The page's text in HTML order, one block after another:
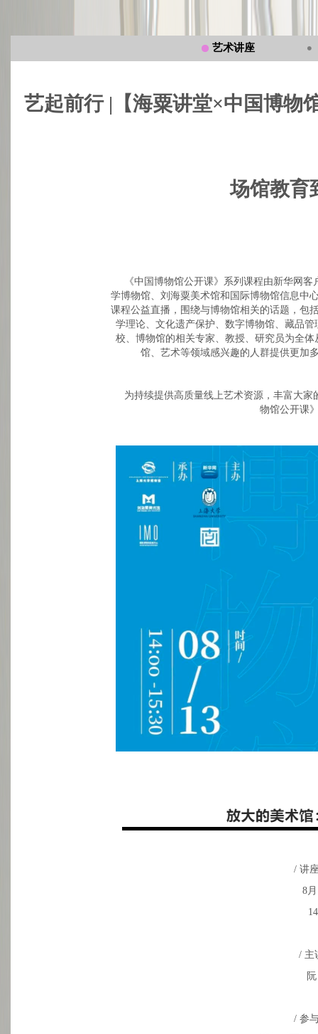
艺术讲座
艺起前行 |【海粟讲堂×中国博物
场馆教育
《中国博物馆公开课》系列课程由新华网客
学博物馆、刘海粟美术馆和国际博物馆信息中
课程公益直播，围绕与博物馆相关的话题，包
学理论、文化遗产保护、数字博物馆、藏品
校、博物馆的相关专家、教授、研究员为全
馆、艺术等领域感兴趣的人群提供更加
为持续提供高质量线上艺术资源，丰富大
物馆公开课
/ 讲
8
/ 主
/ 参